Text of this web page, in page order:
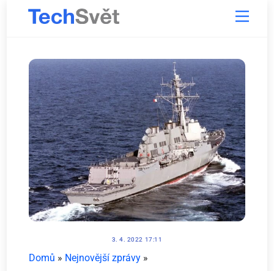
Menu
3. 4. 2022 17:11
Domů » Nejnovější zprávy »